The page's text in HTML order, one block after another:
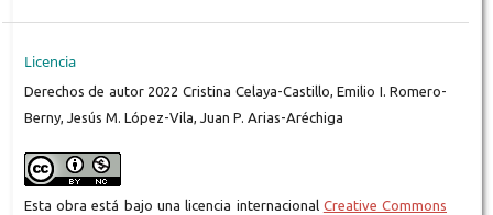
Licencia
Derechos de autor 2022 Cristina Celaya-Castillo, Emilio I. Romero-
Berny, Jesús M. López-Vila, Juan P. Arias-Aréchiga
Esta obra está bajo una licencia internacional Creative Commons